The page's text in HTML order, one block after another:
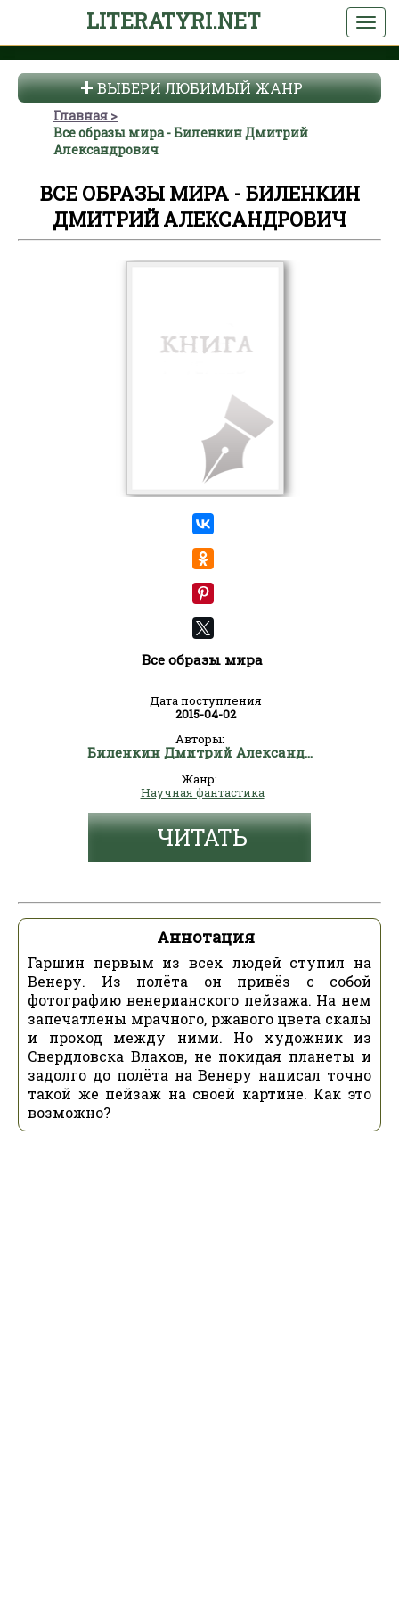
LITERATYRI.NET
ВЫБЕРИ ЛЮБИМЫЙ ЖАНР
Главная
Все образы мира - Биленкин Дмитрий
Александрович
ВСЕ ОБРАЗЫ МИРА - БИЛЕНКИН
ДМИТРИЙ АЛЕКСАНДРОВИЧ
Все образы мира
Дата поступления
2015-04-02
Авторы:
Биленкин Дмитрий Александрович
Жанр:
Научная фантастика
ЧИТАТЬ
Аннотация
Гаршин первым из всех людей ступил на
Венеру. Из полёта он привёз с собой
фотографию венерианского пейзажа. На нем
запечатлены мрачного, ржавого цвета скалы
и проход между ними. Но художник из
Свердловска Влахов, не покидая планеты и
задолго до полёта на Венеру написал точно
такой же пейзаж на своей картине. Как это
возможно?